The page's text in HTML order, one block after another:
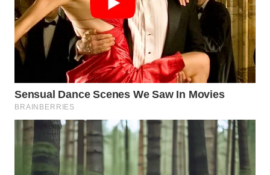
WN
MAJALENGKA
WN
SUKABUMI
WN
PURWAKARTA